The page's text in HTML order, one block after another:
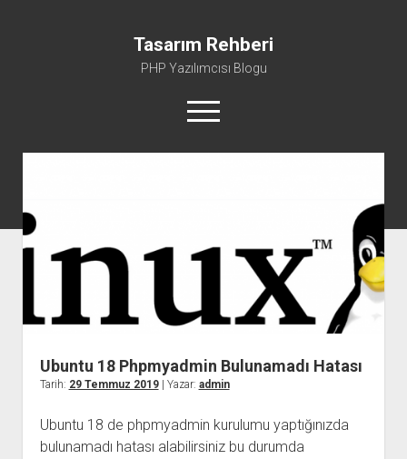
Tasarım Rehberi
PHP Yazılımcısı Blogu
menüyü
aç
Ubuntu 18 Phpmyadmin Bulunamadı Hatası
Tarih: 29 Temmuz 2019| Yazar: admin
Ubuntu 18 de phpmyadmin kurulumu yaptığınızda
bulunamadı hatası alabilirsiniz bu durumda